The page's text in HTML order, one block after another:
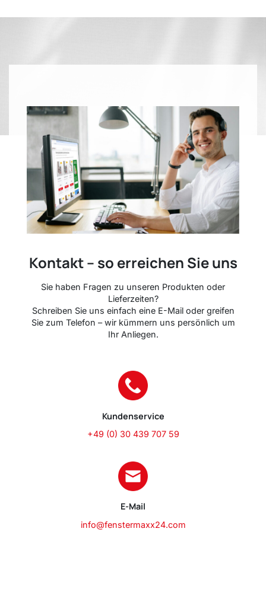
Kontakt – so erreichen Sie uns
Sie haben Fragen zu unseren Produkten oder
Lieferzeiten?
Schreiben Sie uns einfach eine E-Mail oder greifen
Sie zum Telefon – wir kümmern uns persönlich um
Ihr Anliegen.
Kundenservice
+49 (0) 30 439 707 59
E-Mail
info@fenstermaxx24.com